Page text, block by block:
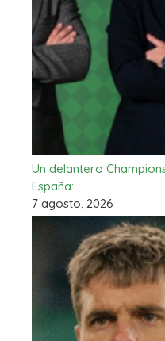
Un delantero
España:…
7 agosto, 2026